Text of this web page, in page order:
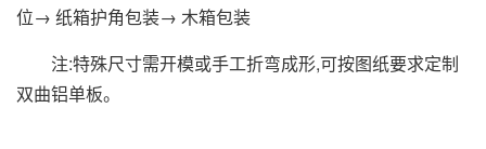
位→ 纸箱护角包装→ 木箱包装
注:特殊尺寸需开模或手工折弯成形,可按图纸要求定制
双曲铝单板。